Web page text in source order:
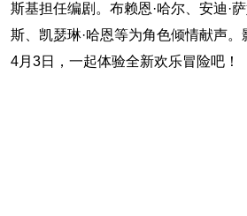
斯基担任编剧。布赖恩·哈尔、安迪·
斯、凯瑟琳·哈恩等为角色倾情献声。
4月3日，一起体验全新欢乐冒险吧！